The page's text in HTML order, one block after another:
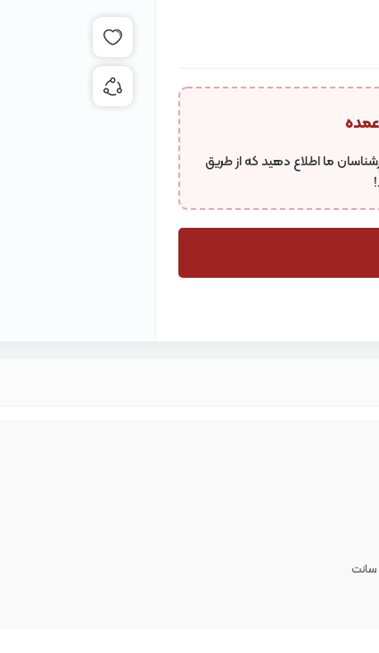
عمده
ما اطلاع دهید که از طریق